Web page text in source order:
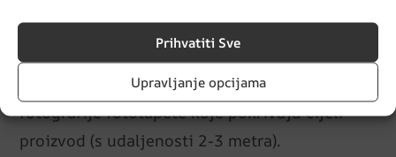
Prihvatiti Sve
Upravljanje opcijama
Uz poslani obrazac potrebno je priložiti
fotografije fototapete koje pokrivaju cijeli
proizvod (s udaljenosti 2-3 metra).